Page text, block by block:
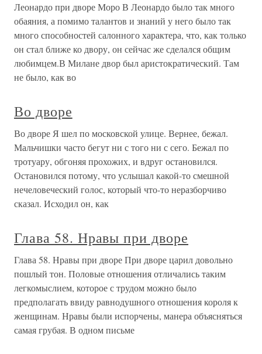
Леонардо при дворе Моро В Леонардо было так много
обаяния, а помимо талантов и знаний у него было так
много способностей салонного характера, что, как только
он стал ближе ко двору, он сейчас же сделался общим
любимцем.В Милане двор был аристократический. Там
не было, как во
Во дворе
Во дворе Я шел по московской улице. Вернее, бежал.
Мальчишки часто бегут ни с того ни с сего. Бежал по
тротуару, обгоняя прохожих, и вдруг остановился.
Остановился потому, что услышал какой-то смешной
нечеловеческий голос, который что-то неразборчиво
сказал. Исходил он, как
Глава 58. Нравы при дворе
Глава 58. Нравы при дворе При дворе царил довольно
пошлый тон. Половые отношения отличались таким
легкомыслием, которое с трудом можно было
предполагать ввиду равнодушного отношения короля к
женщинам. Нравы были испорчены, манера объясняться
самая грубая. В одном письме